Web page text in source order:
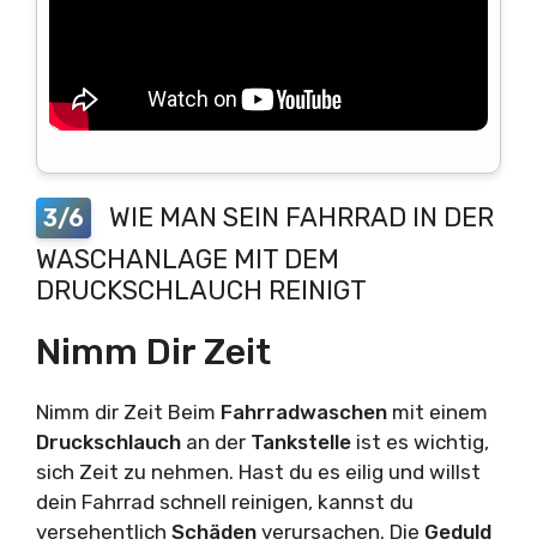
3/6
WIE MAN SEIN FAHRRAD IN DER
WASCHANLAGE MIT DEM
DRUCKSCHLAUCH REINIGT
Nimm Dir Zeit
Nimm dir Zeit Beim Fahrradwaschen mit einem
Druckschlauch an der Tankstelle ist es wichtig,
sich Zeit zu nehmen. Hast du es eilig und willst
dein Fahrrad schnell reinigen, kannst du
versehentlich Schäden verursachen. Die Geduld